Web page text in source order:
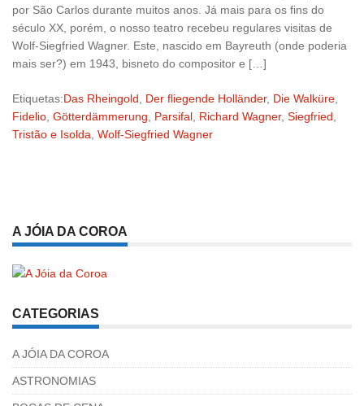
por São Carlos durante muitos anos. Já mais para os fins do
século XX, porém, o nosso teatro recebeu regulares visitas de
Wolf-Siegfried Wagner. Este, nascido em Bayreuth (onde poderia
mais ser?) em 1943, bisneto do compositor e […]
Etiquetas:Das Rheingold, Der fliegende Holländer, Die Walküre,
Fidelio, Götterdämmerung, Parsifal, Richard Wagner, Siegfried,
Tristão e Isolda, Wolf-Siegfried Wagner
A JÓIA DA COROA
CATEGORIAS
A JÓIA DA COROA
ASTRONOMIAS